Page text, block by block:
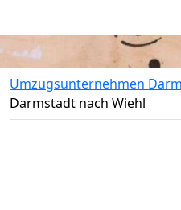
Umzugsunternehmen
Darmstadt nach Wiehl